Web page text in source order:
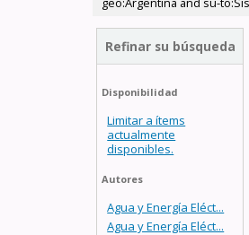
Refinar su búsqueda
Disponibilidad
Limitar a ítems
actualmente
disponibles.
Autores
Agua y Energía Eléct...
Agua y Energía Eléct...